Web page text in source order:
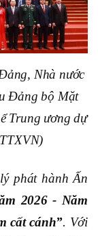
Nhà nước
Đảng bộ Mặt
Trung ương dự
phát hành Ấn
2026 - Năm
cất cánh”. Với